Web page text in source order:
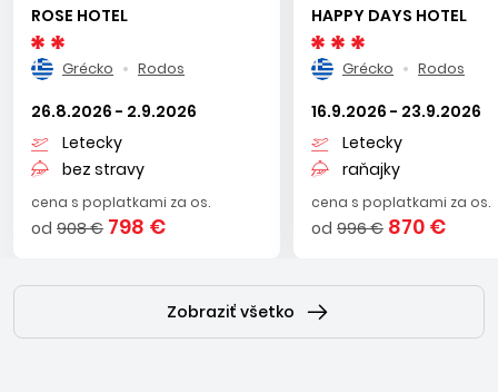
ROSE HOTEL
Grécko Rodos
26.8.2026 - 2.9.2026
Letecky
bez stravy
cena s poplatkami za os.
od 908 € 798 €
HAPPY DAYS HOTEL
Grécko Rodos
16.9.2026 - 23.9.2026
Letecky
raňajky
cena s poplatkami za os.
od 996 € 870 €
Zobraziť všetko